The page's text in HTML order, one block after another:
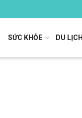
SỨC KHỎE DU LỊCH